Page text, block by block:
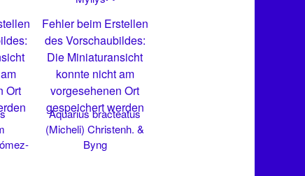
Ort
Fehler beim Erstellen
des Vorschaubildes:
Die Miniaturansicht
konnte nicht am
vorgesehenen Ort
gespeichert werden
Aquarius bracteatus
(Micheli) Christenh. &
Byng